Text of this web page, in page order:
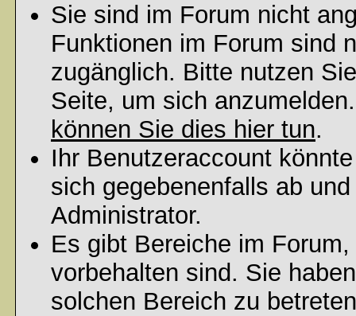
Sie sind im Forum nicht
Funktionen im Forum sind
zugänglich. Bitte nutzen
Seite, um sich
können Sie dies hier tun.
Ihr Benutzeraccount
sich gegebenenfalls ab
Administrator.
Es gibt Bereiche im
vorbehalten sind. Sie
solchen Bereich zu